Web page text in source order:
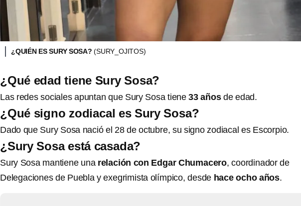
¿QUIÉN ES SURY SOSA?(SURY_OJITOS)
¿Qué edad tiene Sury Sosa?
Las redes sociales apuntan que Sury Sosa tiene33 añosde edad.
¿Qué signo zodiacal es Sury Sosa?
Dado que Sury Sosa nació el 28 de octubre, su signo zodiacal es Escorpio.
¿Sury Sosa está casada?
Sury Sosa mantiene una relación con Edgar Chumacero, coordinador de
Delegaciones de Puebla y exegrimista olímpico, desde hace ocho años.